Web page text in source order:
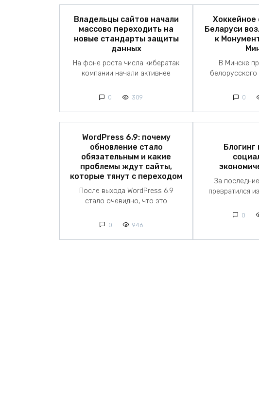
Владельцы сайтов начали
массово переходить на
новые стандарты защиты
данных
На фоне роста числа кибератак
компании начали активнее
0 309
Хоккейное
Беларуси
к
В Минске
белорусского
0
WordPress 6.9: почему
обновление стало
обязательным и какие
проблемы ждут сайты,
которые тянут с переходом
После выхода WordPress 6.9
стало очевидно, что это
0 946
Блогинг
За
превратился
0